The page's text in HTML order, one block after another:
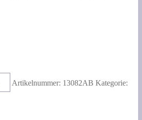
Artikelnummer: 13082AB Kategorie: